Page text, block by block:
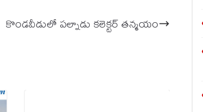
కొండవీడులో పల్నాడు కలెక్టర్ తన్మయం